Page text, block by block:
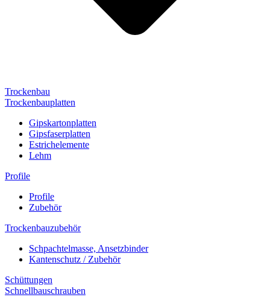
Trockenbau
Trockenbauplatten
Gipskartonplatten
Gipsfaserplatten
Estrichelemente
Lehm
Profile
Profile
Zubehör
Trockenbauzubehör
Schpachtelmasse, Ansetzbinder
Kantenschutz / Zubehör
Schüttungen
Schnellbauschrauben